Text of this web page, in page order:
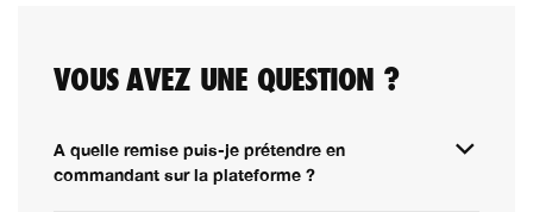
VOUS AVEZ UNE QUESTION ?
A quelle remise puis-je prétendre en
commandant sur la plateforme ?